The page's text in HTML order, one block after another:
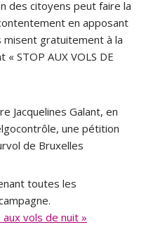
des citoyens peut faire la
en apposant
gratuitement à la
STOP AUX VOLS DE
Jacquelines Galant, en
une pétition
de Bruxelles
toutes les
vols de nuit »